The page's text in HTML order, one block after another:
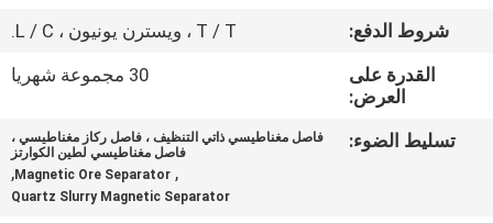
اتصل
الأخبار
شروط الدفع:
T / T ، ويسترن يونيون ، L / C.
القدرة على
العرض:
30 مجموعة شهريا
تسليط الضوء:
فاصل مغناطيسي ذاتي التنظيف ، فاصل ركاز مغناطيسي ،
فاصل مغناطيسي لطين الكوارتز
,
Magnetic Ore Separator
,
Quartz Slurry Magnetic Separator